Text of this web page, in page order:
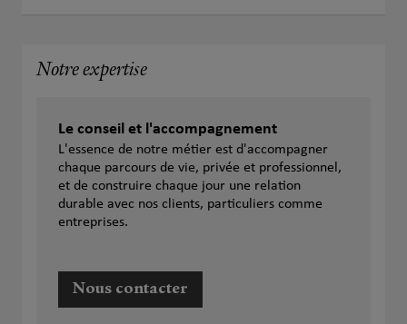
Notre expertise
Le conseil et l'accompagnement
L'essence de notre métier est d'accompagner
chaque parcours de vie, privée et professionnel,
et de construire chaque jour une relation
durable avec nos clients, particuliers comme
entreprises.
Nous contacter